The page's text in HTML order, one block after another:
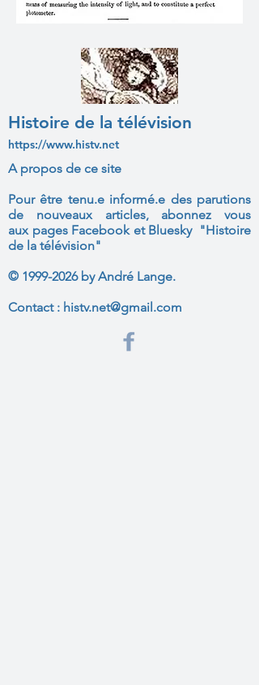
Histoire de la télévision
https://www.histv.net
A propos de ce site
Pour être tenu.e informé.e des parutions
de nouveaux articles, abonnez vous
aux pages Facebook et Bluesky "Histoire
de la télévision"
© 1999-2026by André Lange.
Contact : histv.net@gmail.com